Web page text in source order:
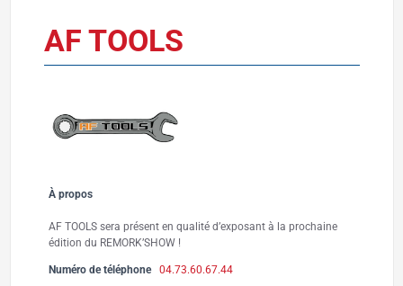
AF TOOLS
À propos
AF TOOLS sera présent en qualité d’exposant à la prochaine
édition du REMORK’SHOW !
Numéro de téléphone 04.73.60.67.44